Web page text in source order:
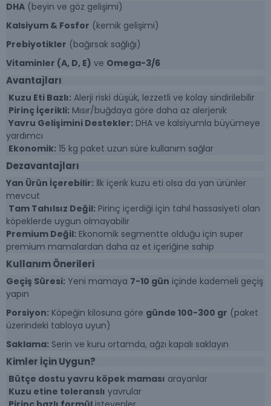
DHA (beyin ve göz gelişimi)
Kalsiyum & Fosfor (kemik gelişimi)
Prebiyotikler (bağırsak sağlığı)
Vitaminler (A, D, E) ve Omega-3/6
Avantajları
Kuzu Eti Bazlı: Alerji riski düşük, lezzetli ve kolay sindirilebilir
Pirinç İçerikli: Mısır/buğdaya göre daha az alerjenik
Yavru Gelişimini Destekler: DHA ve kalsiyumla büyümeye
yardımcı
Ekonomik: 15 kg paket uzun süre kullanım sağlar
Dezavantajları
Yan Ürün İçerebilir: İlk içerik kuzu eti olsa da yan ürünler
mevcut
Tam Tahılsız Değil: Pirinç içerdiği için tahıl hassasiyeti olan
köpeklerde uygun olmayabilir
Premium Değil: Ekonomik segmentte olduğu için super
premium mamalardan daha az et içeriğine sahip
Kullanım Önerileri
Geçiş Süresi: Yeni mamaya 7-10 gün içinde kademeli geçiş
yapın
Porsiyon: Köpeğin kilosuna göre günde 100-300 gr (paket
üzerindeki tabloya uyun)
Saklama: Serin ve kuru ortamda, ağzı kapalı saklayın
Kimler İçin Uygun?
Bütçe dostu yavru köpek maması arayanlar
Kuzu etine toleranslı yavrular